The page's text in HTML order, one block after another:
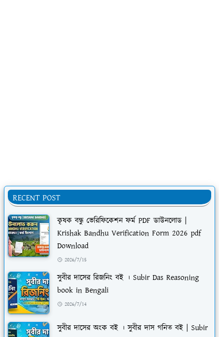
RECENT POST
কৃষক বন্ধু ভেরিফিকেশন ফর্ম PDF ডাউনলোড |
Krishak Bandhu Verification Form 2026 pdf
Download
2026/7/15
সুবীর দাসের রিজনিং বই । Subir Das Reasoning
book in Bengali
2026/7/14
সুবীর দাসের অংক বই । সুবীর দাস গনিত বই | Subir